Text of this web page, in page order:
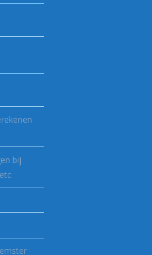
bij